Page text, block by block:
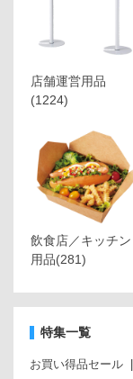
店舗運営用品
(1224)
飲食店／キッチン
用品(281)
特集一覧
お買い得品セール